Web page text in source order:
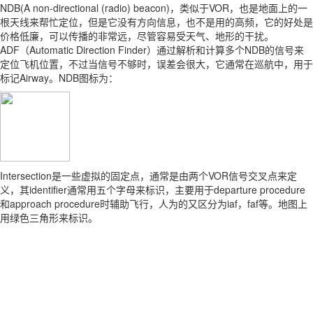
NDB(A non-directional (radio) beacon)，类似于VOR，也是地面上的一
根天线来帮忙定位，但是它没有方向信息，也不是用的高频，它的好处是
价格低廉，可以传播的非常远，尽管容易受天气、地形的干扰。
ADF（Automatic Direction Finder）通过解析和计算多个NDB的信号来
定位飞机位置，不过当信号不够时，误差会很大，它通常在巡航中，用于
标记Airway。NDB图标为：
Intersection是一些虚拟的固定点，通常是由两个VOR信号交叉点来定
义，其identifier通常用五个字母来标识，主要用于departure procedure
和approach procedure时辅助飞行，人为的又区分为iaf，faf等。地图上
用绿色三角形来标识。